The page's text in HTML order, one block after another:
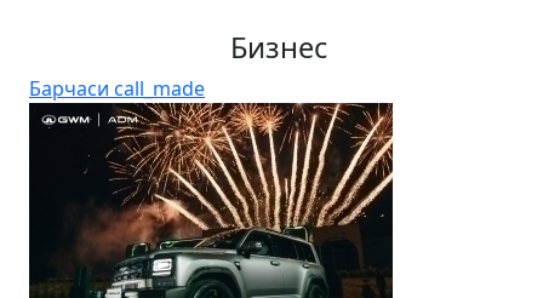
Бизнес
Барчаси call_made